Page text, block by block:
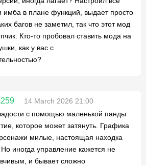
имба в плане функций, выдает просто
багов не заметил, так что этот мод
Кто-то пробовал ставить мода на
как у вас с
14 March 2026 21:00
с помощью маленькой панды
которое может затянуть. Графика
милые, настоящая находка
иногда управление кажется не
и бывает сложно